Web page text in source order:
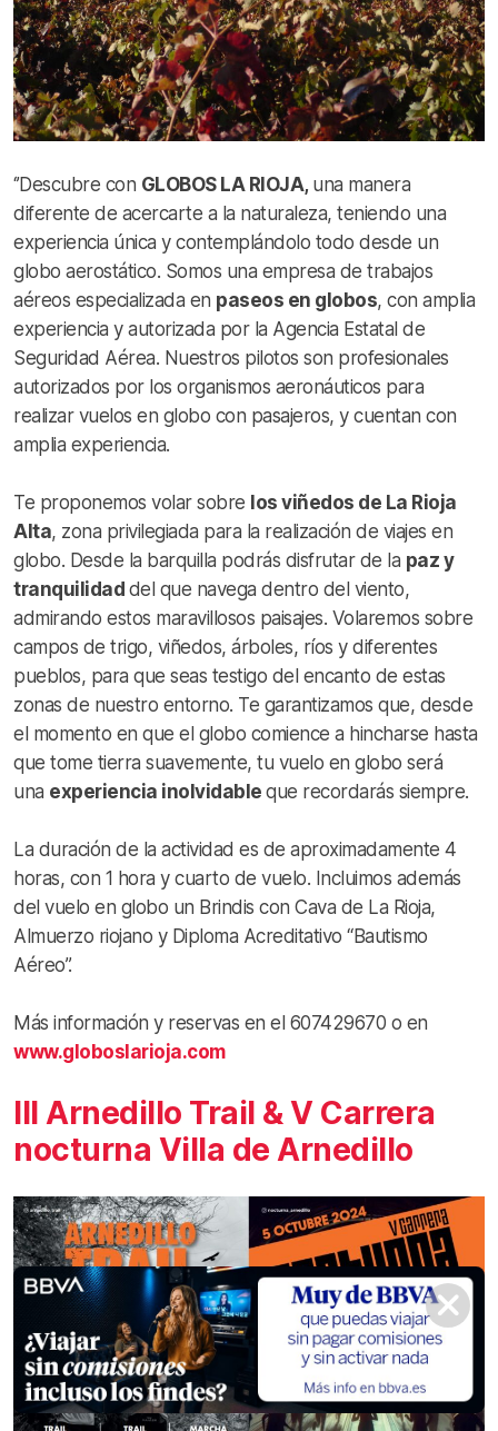
‘’Descubre con GLOBOS LA RIOJA, una manera
diferente de acercarte a la naturaleza, teniendo una
experiencia única y contemplándolo todo desde un
globo aerostático. Somos una empresa de trabajos
aéreos especializada en paseos en globos, con amplia
experiencia y autorizada por la Agencia Estatal de
Seguridad Aérea. Nuestros pilotos son profesionales
autorizados por los organismos aeronáuticos para
realizar vuelos en globo con pasajeros, y cuentan con
amplia experiencia.
Te proponemos volar sobre los viñedos de La Rioja
Alta, zona privilegiada para la realización de viajes en
globo. Desde la barquilla podrás disfrutar de la paz y
tranquilidad del que navega dentro del viento,
admirando estos maravillosos paisajes. Volaremos sobre
campos de trigo, viñedos, árboles, ríos y diferentes
pueblos, para que seas testigo del encanto de estas
zonas de nuestro entorno. Te garantizamos que, desde
el momento en que el globo comience a hincharse hasta
que tome tierra suavemente, tu vuelo en globo será
una experiencia inolvidable que recordarás siempre.
La duración de la actividad es de aproximadamente 4
horas, con 1 hora y cuarto de vuelo. Incluimos además
del vuelo en globo un Brindis con Cava de La Rioja,
Almuerzo riojano y Diploma Acreditativo “Bautismo
Aéreo”.
Más información y reservas en el 607429670 o en
www.globoslarioja.com
III Arnedillo Trail & V Carrera
nocturna Villa de Arnedillo